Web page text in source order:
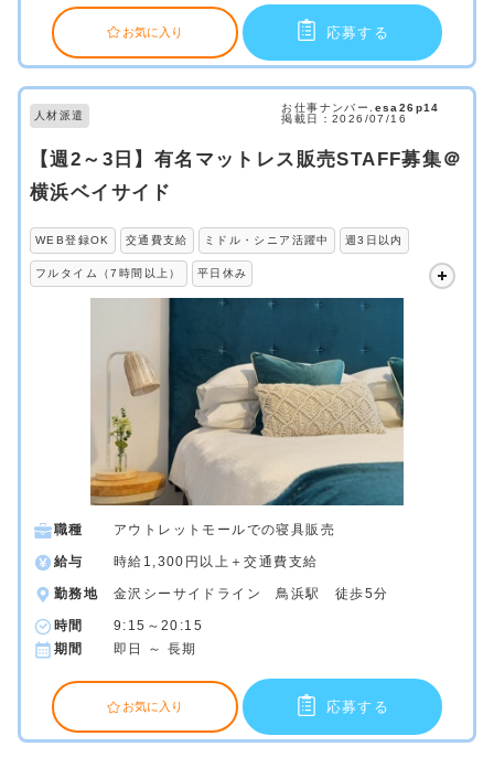
お気に入り 応募する
人材派遣
お仕事ナンバー. esa26p14
掲載日：2026/07/16
【週2～3日】有名マットレス販売STAFF募集＠
横浜ベイサイド
WEB登録OK 交通費支給 ミドル・シニア活躍中 週3日以内
フルタイム（7時間以上） 平日休み
職種 アウトレットモールでの寝具販売
給与 時給1,300円以上＋交通費支給
勤務地 金沢シーサイドライン 鳥浜駅 徒歩5分
時間
9:15～20:15
期間
即日 ～ 長期
お気に入り 応募する